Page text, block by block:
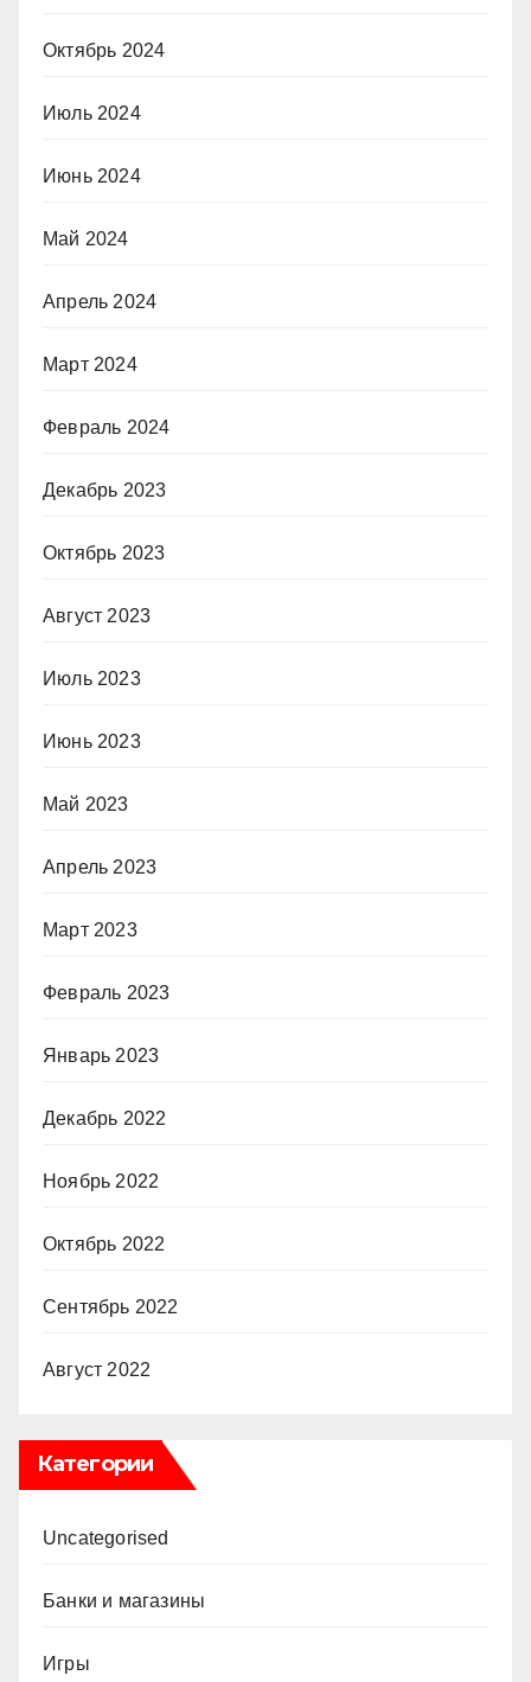
Октябрь 2024
Июль 2024
Июнь 2024
Май 2024
Апрель 2024
Март 2024
Февраль 2024
Декабрь 2023
Октябрь 2023
Август 2023
Июль 2023
Июнь 2023
Май 2023
Апрель 2023
Март 2023
Февраль 2023
Январь 2023
Декабрь 2022
Ноябрь 2022
Октябрь 2022
Сентябрь 2022
Август 2022
Категории
Uncategorised
Банки и магазины
Игры